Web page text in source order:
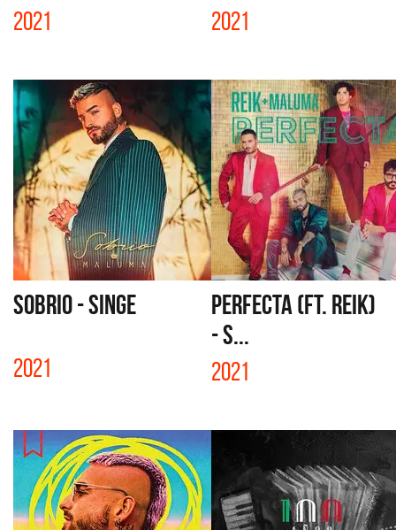
2021 2021
SOBRIO - SINGE
2021
PERFECTA (FT. REIK)
- S...
2021